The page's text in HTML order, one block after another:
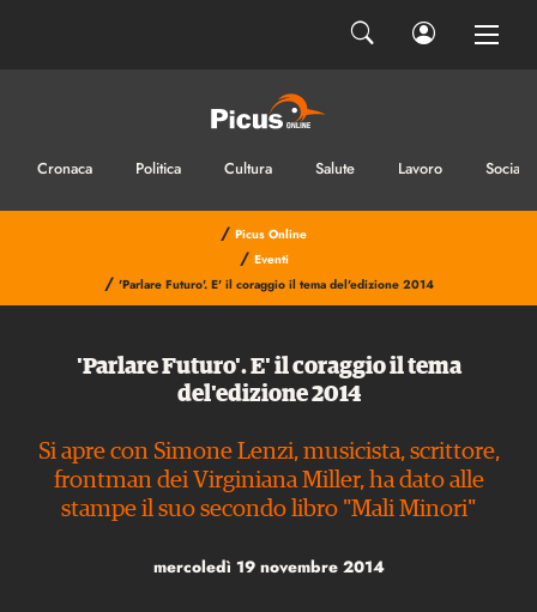
Cronaca Politica Cultura Salute Lavoro Sociale
/ Picus Online
/ Eventi
/ 'Parlare Futuro'. E' il coraggio il tema del'edizione 2014
'Parlare Futuro'. E' il coraggio il tema
del'edizione 2014
Si apre con Simone Lenzi, musicista, scrittore,
frontman dei Virginiana Miller, ha dato alle
stampe il suo secondo libro "Mali Minori"
mercoledì 19 novembre 2014